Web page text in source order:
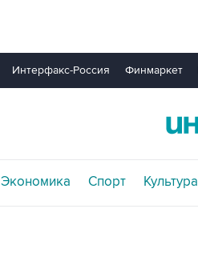
Интерфакс-Россия Финмаркет
Экономика Спорт Культура